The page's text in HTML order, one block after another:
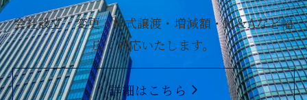
会社設立・変更・株式譲渡・ 増減額・M＆Aなど幅
広く対応いたします。
詳細はこちら